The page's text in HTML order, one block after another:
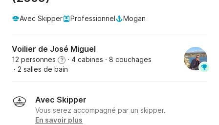
Avec Skipper Professionnel Mogan
Voilier de José Miguel
12 personnes ? · 4 cabines · 8 couchages
· 2 salles de bain
Avec Skipper
Vous serez accompagné par un skipper.
En savoir plus